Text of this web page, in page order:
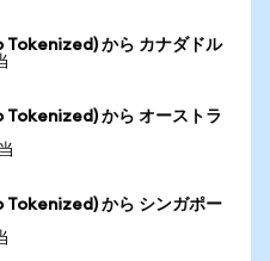
から カナダドル
から オーストラ
から シンガポー